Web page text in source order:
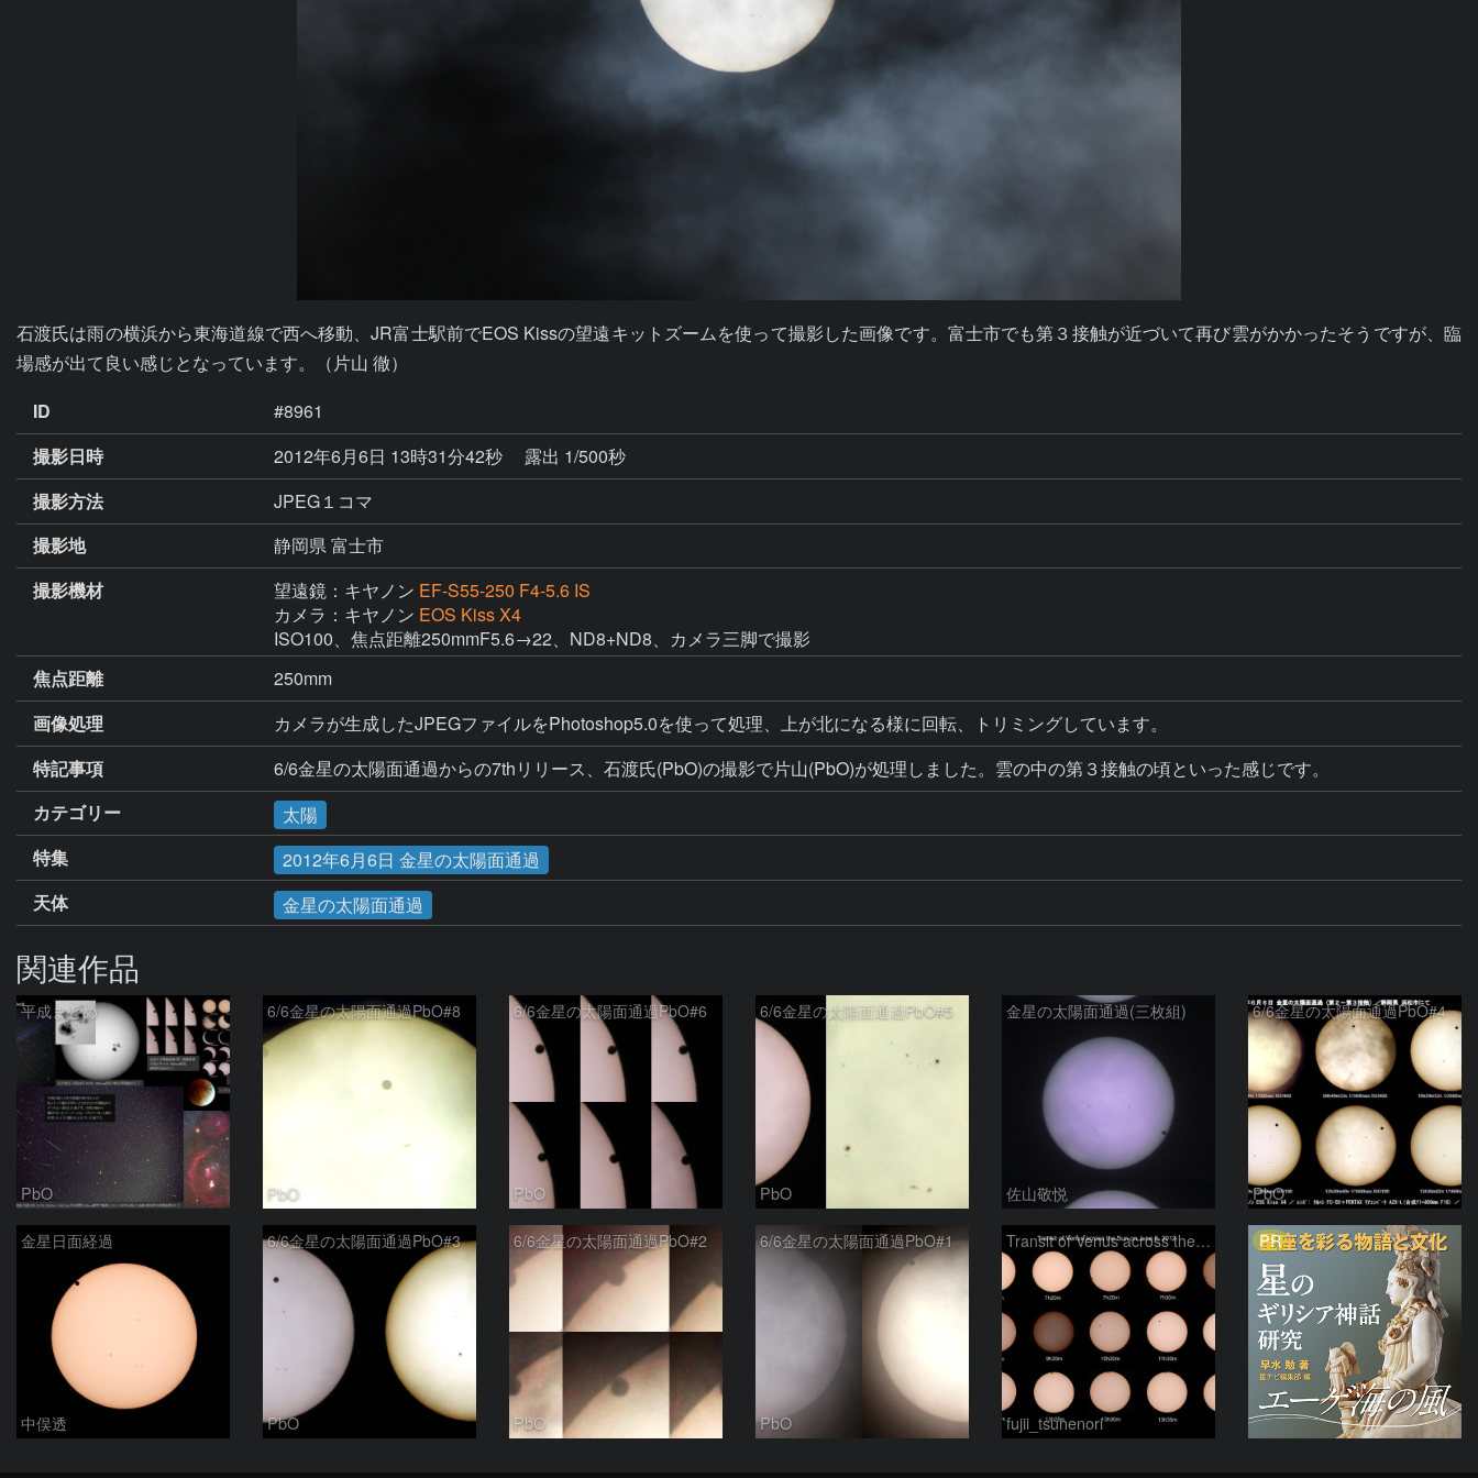
石渡氏は雨の横浜から東海道線で西へ移動、JR富士駅前でEOS Kissの望遠キットズームを使って撮影した画像です。富士市でも第３接触が近づいて再び雲がかかったそうですが、臨
場感が出て良い感じとなっています。（片山 徹）
ID
#8961
撮影日時
2012年6月6日 13時31分42秒
露出 1/500秒
撮影方法
JPEG１コマ
撮影地
静岡県 富士市
撮影機材
望遠鏡：キヤノン EF-S55-250 F4-5.6 IS
カメラ：キヤノン EOS Kiss X4
ISO100、焦点距離250mmF5.6→22、ND8+ND8、カメラ三脚で撮影
焦点距離
250mm
画像処理
カメラが生成したJPEGファイルをPhotoshop5.0を使って処理、上が北になる様に回転、トリミングしています。
特記事項
6/6金星の太陽面通過からの7thリリース、石渡氏(PbO)の撮影で片山(PbO)が処理しました。雲の中の第３接触の頃といった感じです。
カテゴリー
太陽
特集
2012年6月6日 金星の太陽面通過
天体
金星の太陽面通過
関連作品
平成まとめ
PbO
6/6金星の太陽面通過PbO#8
PbO
6/6金星の太陽面通過PbO#6
PbO
6/6金星の太陽面通過PbO#5
PbO
金星の太陽面通過(三枚組)
佐山敬悦
6/6金星の太陽面通過PbO#4
PbO
金星日面経過
中俣透
6/6金星の太陽面通過PbO#3
PbO
6/6金星の太陽面通過PbO#2
PbO
6/6金星の太陽面通過PbO#1
PbO
Transit of Venus across the Sun
fujii_tsunenori
PR